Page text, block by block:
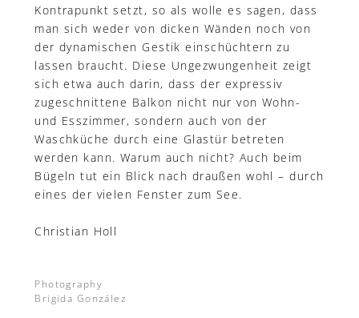
Kontrapunkt setzt, so als wolle es sagen, dass
man sich weder von dicken Wänden noch von
der dynamischen Gestik einschüchtern zu
lassen braucht. Diese Ungezwungenheit zeigt
sich etwa auch darin, dass der expressiv
zugeschnittene Balkon nicht nur von Wohn-
und Esszimmer, sondern auch von der
Waschküche durch eine Glastür betreten
werden kann. Warum auch nicht? Auch beim
Bügeln tut ein Blick nach draußen wohl – durch
eines der vielen Fenster zum See.
Christian Holl
Photography
Brigida González